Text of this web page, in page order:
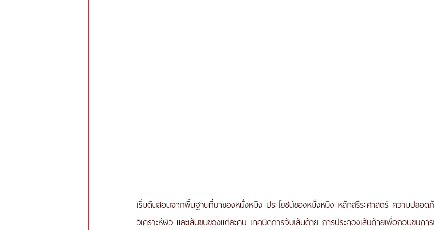
เริ่มต้นสอนจากพื้นฐานที่มาของหมั่งหมิง ประโยชน์ของหมั่งหมิง หลักสรีระศาสตร์ ความปลอด
วิเคราะห์ผิว และเส้นขนของแต่ละคน เทคนิดการจับเส้นด้าย การประคองเส้นด้ายเพื่อถอนขนก